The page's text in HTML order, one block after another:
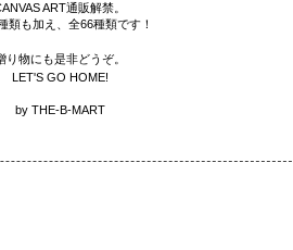
ART通販解禁。
類も加え、全66種類です！
り物にも是非どうぞ。
LET'S GO HOME!
by THE-B-MART